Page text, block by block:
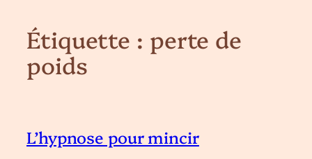
Étiquette : perte de
poids
L’hypnose pour mincir